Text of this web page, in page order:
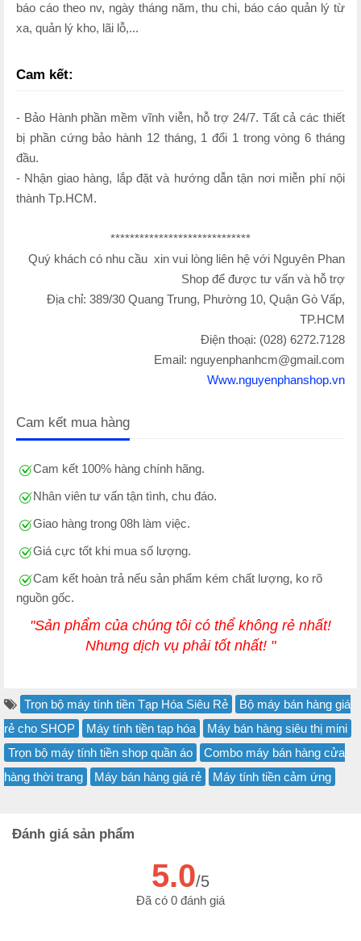
báo cáo theo nv, ngày tháng năm, thu chi, báo cáo quản lý từ
xa, quản lý kho, lãi lỗ,...
Cam kết:
- Bảo Hành phần mềm vĩnh viễn, hỗ trợ 24/7. Tất cả các thiết
bị phần cứng bảo hành 12 tháng, 1 đổi 1 trong vòng 6 tháng
đầu.
- Nhận giao hàng, lắp đặt và hướng dẫn tận nơi miễn phí nội
thành Tp.HCM.
*****************************
Quý khách có nhu cầu xin vui lòng liên hệ với Nguyên Phan
Shop để được tư vấn và hỗ trợ
Địa chỉ: 389/30 Quang Trung, Phường 10, Quận Gò Vấp,
TP.HCM
Điện thoại: (028) 6272.7128
Email: nguyenphanhcm@gmail.com
Www.nguyenphanshop.vn
Cam kết mua hàng
Cam kết 100% hàng chính hãng.
Nhân viên tư vấn tận tình, chu đáo.
Giao hàng trong 08h làm việc.
Giá cực tốt khi mua số lượng.
Cam kết hoàn trả nếu sản phẩm kém chất lượng, ko rõ
nguồn gốc.
"Sản phẩm của chúng tôi có thể không rẻ nhất!
Nhưng dịch vụ phải tốt nhất! "
Trọn bộ máy tính tiền Tạp Hóa Siêu Rẻ
Bộ máy bán hàng giá
rẻ cho SHOP
Máy tính tiền tạp hóa
Máy bán hàng siêu thị mini
Trọn bộ máy tính tiền shop quần áo
Combo máy bán hàng cửa
hàng thời trang
Máy bán hàng giá rẻ Máy tính tiền cảm ứng
Đánh giá sản phẩm
5.0/5
Đã có 0 đánh giá